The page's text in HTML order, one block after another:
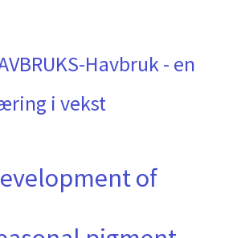
Havbruk - en
i vekst
of